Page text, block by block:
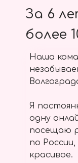
За 6
более
Наша
Я
одну
посещаю
по
красивое.